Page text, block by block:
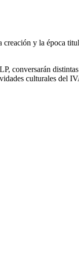
creación y la época
conversarán
culturales del